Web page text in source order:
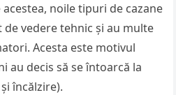
noile tipuri de cazane
vedere tehnic și au multe
Acesta este motivul
au decis să se întoarcă la
încălzire).